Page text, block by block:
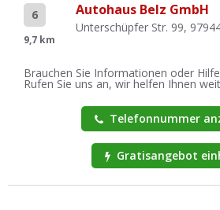
6
9,7 km
Autohaus Belz GmbH
Unterschüpfer Str. 99,
Brauchen Sie Informationen oder
Rufen Sie uns an, wir helfen Ihnen
Telefonnummer
Gratisangebot